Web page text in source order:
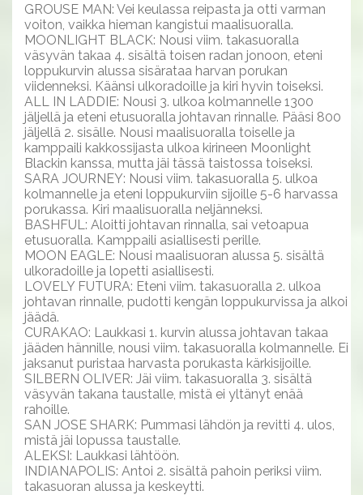
GROUSE MAN: Vei keulassa reipasta ja otti varman
voiton, vaikka hieman kangistui maalisuoralla.
MOONLIGHT BLACK: Nousi viim. takasuoralla
väsyvän takaa 4. sisältä toisen radan jonoon, eteni
loppukurvin alussa sisärataa harvan porukan
viidenneksi. Käänsi ulkoradoille ja kiri hyvin toiseksi.
ALL IN LADDIE: Nousi 3. ulkoa kolmannelle 1300
jäljellä ja eteni etusuoralla johtavan rinnalle. Pääsi 800
jäljellä 2. sisälle. Nousi maalisuoralla toiselle ja
kamppaili kakkossijasta ulkoa kirineen Moonlight
Blackin kanssa, mutta jäi tässä taistossa toiseksi.
SARA JOURNEY: Nousi viim. takasuoralla 5. ulkoa
kolmannelle ja eteni loppukurviin sijoille 5-6 harvassa
porukassa. Kiri maalisuoralla neljänneksi.
BASHFUL: Aloitti johtavan rinnalla, sai vetoapua
etusuoralla. Kamppaili asiallisesti perille.
MOON EAGLE: Nousi maalisuoran alussa 5. sisältä
ulkoradoille ja lopetti asiallisesti.
LOVELY FUTURA: Eteni viim. takasuoralla 2. ulkoa
johtavan rinnalle, pudotti kengän loppukurvissa ja alkoi
jäädä.
CURAKAO: Laukkasi 1. kurvin alussa johtavan takaa
jääden hännille, nousi viim. takasuoralla kolmannelle. Ei
jaksanut puristaa harvasta porukasta kärkisijoille.
SILBERN OLIVER: Jäi viim. takasuoralla 3. sisältä
väsyvän takana taustalle, mistä ei yltänyt enää
rahoille.
SAN JOSE SHARK: Pummasi lähdön ja revitti 4. ulos,
mistä jäi lopussa taustalle.
ALEKSI: Laukkasi lähtöön.
INDIANAPOLIS: Antoi 2. sisältä pahoin periksi viim.
takasuoran alussa ja keskeytti.